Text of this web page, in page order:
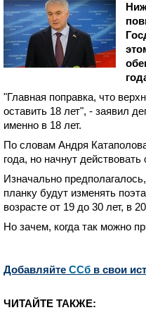
"Главная поправка, что
оставить 18 лет", - заявил
именно в 18 лет.
По словам Андря
года, но начнут
Изначально
планку будут изменять
возрасте от 19 до 30 лет, в
Но зачем, когда так можно
Добавляйте CСб в свои
ЧИТАЙТЕ ТАКЖЕ: